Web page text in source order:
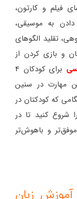
فیلم و کارتون،
به موسیقی،
تقلید الگوهای
و بازی کردن از
برای کودکان 4
مهارت در سنین
که کودکتان در
شروع کنید تا در
و باهوش‌تر
زبان